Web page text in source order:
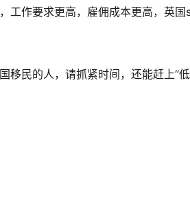
工作要求更高，雇佣成本更高，英
移民的人，请抓紧时间，还能赶上“